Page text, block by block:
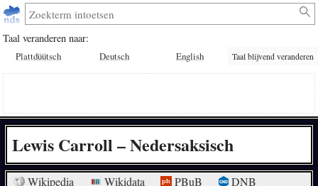
Taal veranderen naar:
Plattdüütsch Deutsch English Taal blijvend veranderen
Lewis Carroll – Nedersaksisch
Wikipedia Wikidata PBuB DNB